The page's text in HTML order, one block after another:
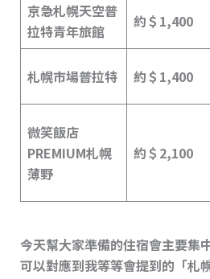
京急札幌天空普
拉特青年旅館
約＄ 1,400
札幌市場普拉特 約＄ 1,400
微笑飯店
PREMIUM札幌
薄野
約＄ 2,100
今天幫大家準備的住宿會主要集
可以對應到我等等會提到的「札